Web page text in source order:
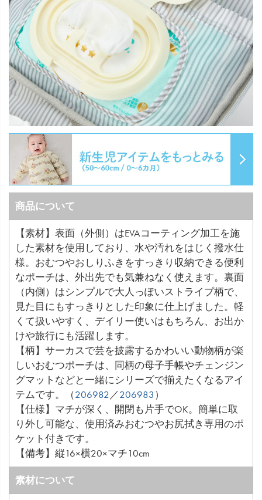
商品について
【素材】表面（外側）はEVAコーティング加工を施
した素材を使用しており、水や汚れをはじく撥水仕
様。おむつやおしりふきをすっきり収納できる便利
なポーチは、外出先でも気兼ねなく使えます。裏面
（内側）はシンプルで大人っぽいストライプ柄で、
見た目にもすっきりとした印象に仕上げました。軽
くて扱いやすく、デイリー使いはもちろん、お出か
けや旅行にも活躍します。
【柄】サーカスで芸を披露するかわいい動物柄が楽
しいおむつポーチは、同柄の母子手帳やチェンジン
グマットなどと一緒にシリーズで揃えたくなるアイ
テムです。（206982 ／206983 ）
【仕様】マチが深く、開閉も片手でOK。簡単に取
り外し可能な、使用済みおむつやお尻拭き専用のポ
ケット付きです。
【備考】縦16×横20×マチ10cm
素材について